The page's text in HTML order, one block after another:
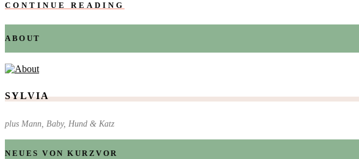
CONTINUE READING
ABOUT
SYLVIA
plus Mann, Baby, Hund & Katz
NEUES VON KURZVOR